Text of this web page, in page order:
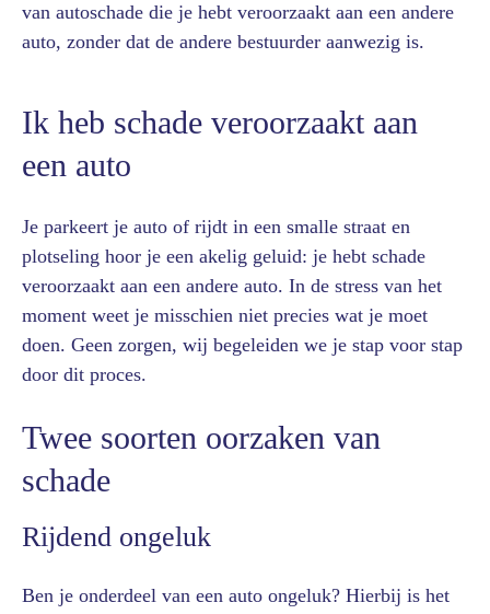
van autoschade die je hebt veroorzaakt aan een andere
auto, zonder dat de andere bestuurder aanwezig is.
Ik heb schade veroorzaakt aan
een auto
Je parkeert je auto of rijdt in een smalle straat en
plotseling hoor je een akelig geluid: je hebt schade
veroorzaakt aan een andere auto. In de stress van het
moment weet je misschien niet precies wat je moet
doen. Geen zorgen, wij begeleiden we je stap voor stap
door dit proces.
Twee soorten oorzaken van
schade
Rijdend ongeluk
Ben je onderdeel van een auto ongeluk? Hierbij is het